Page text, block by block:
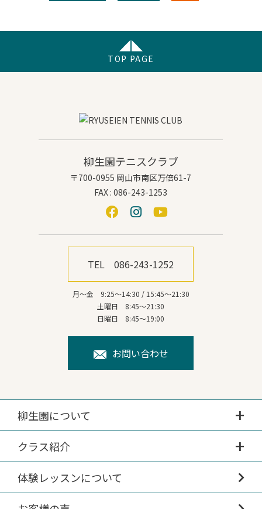
TOP PAGE
柳生園テニスクラブ
〒700-0955 岡山市南区万倍61-7
FAX : 086-243-1253
TEL 086-243-1252
月～金 9:25～14:30 / 15:45～21:30
土曜日 8:45～21:30
日曜日 8:45～19:00
お問い合わせ
柳生園について
クラス紹介
体験レッスンについて